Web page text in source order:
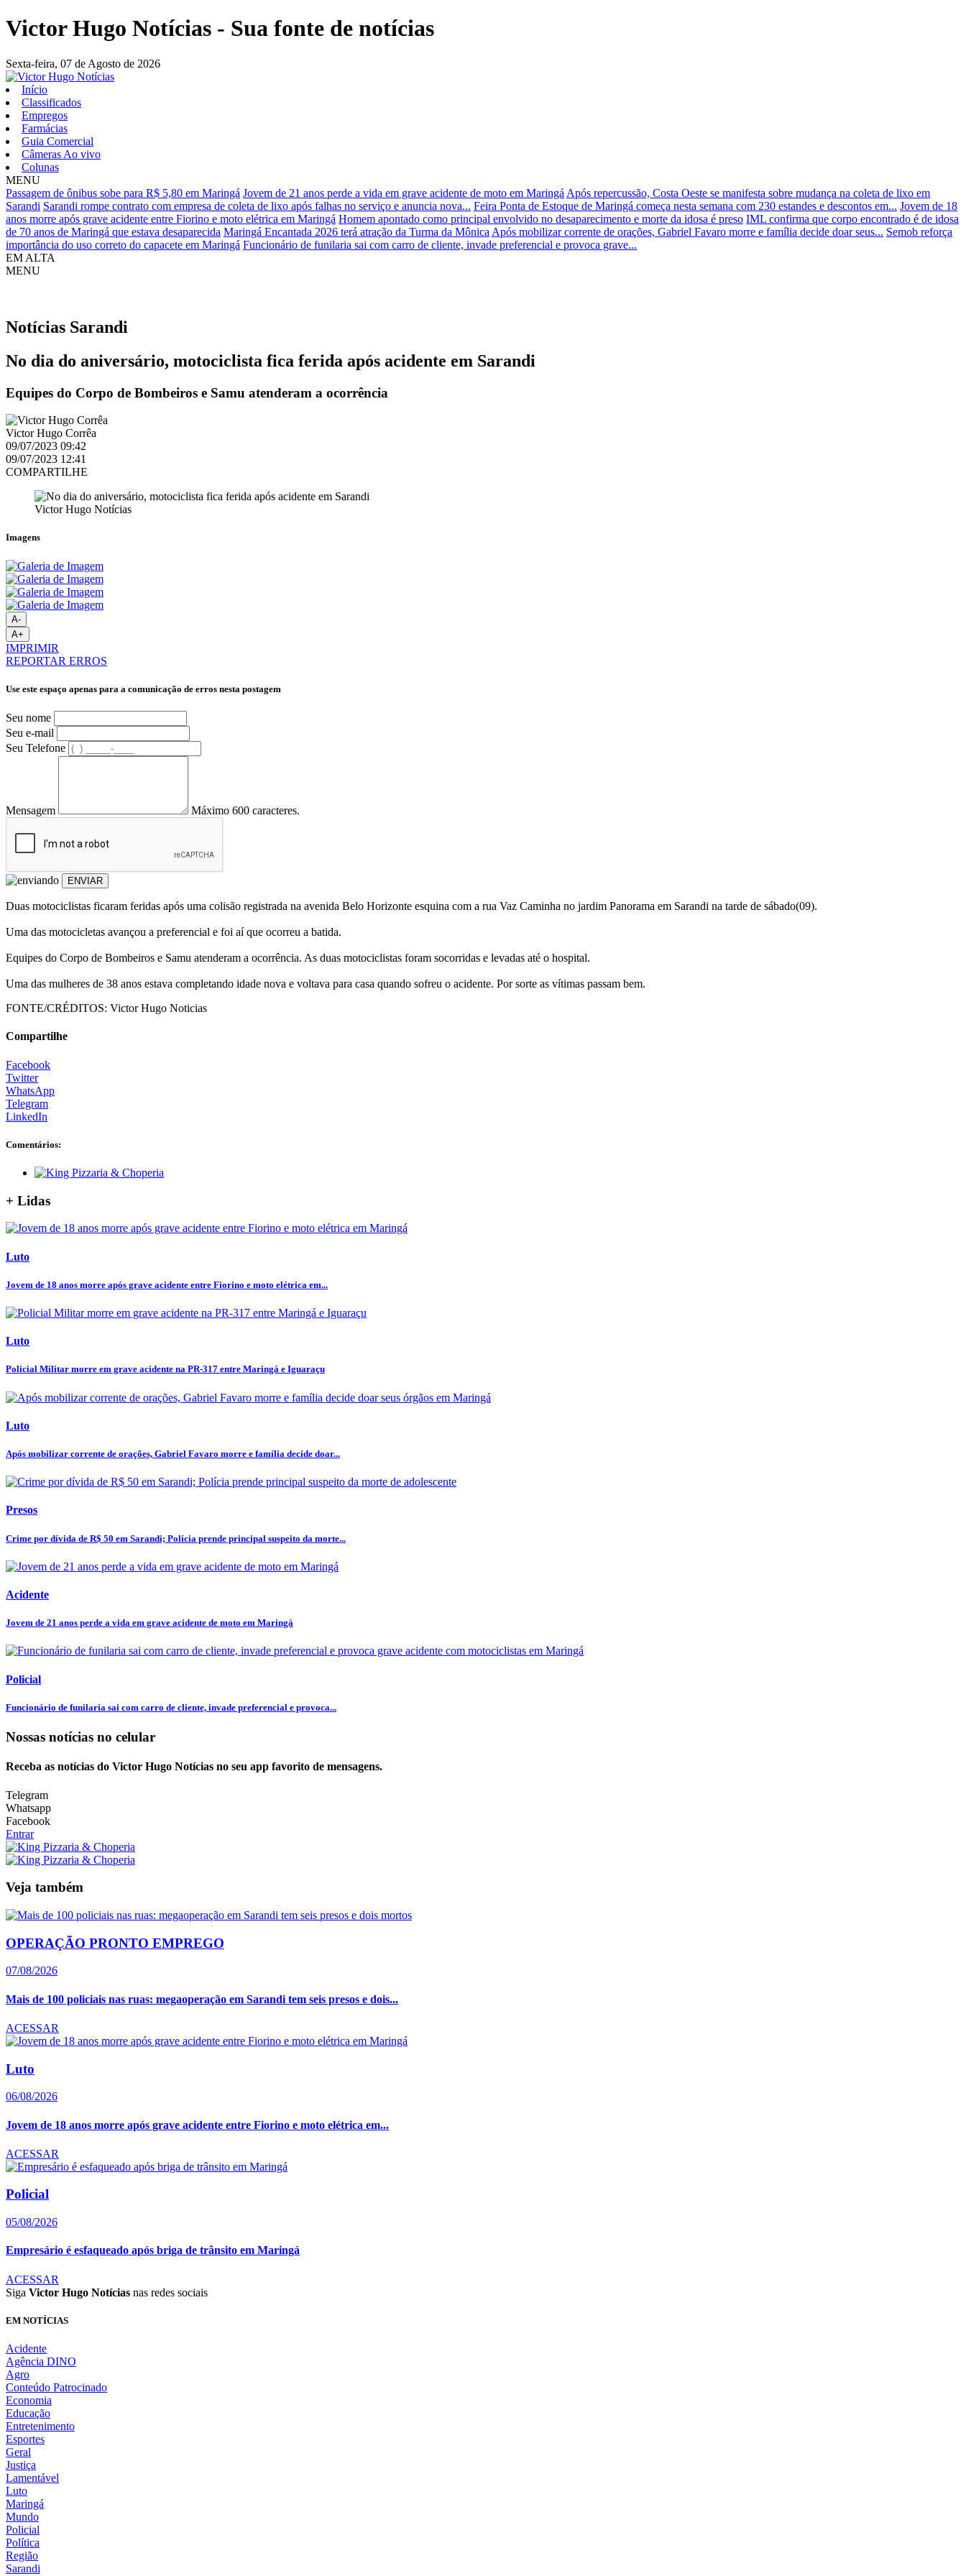
Victor Hugo Notícias - Sua fonte de notícias
Sexta-feira, 07 de Agosto de 2026
Início
Classificados
Empregos
Farmácias
Guia Comercial
Câmeras Ao vivo
Colunas
MENU
Passagem de ônibus sobe para R$ 5,80 em Maringá Jovem de 21 anos perde a vida em grave acidente de moto em Maringá Após repercussão, Costa Oeste se manifesta sobre mudança na coleta de lixo em
Sarandi Sarandi rompe contrato com empresa de coleta de lixo após falhas no serviço e anuncia nova... Feira Ponta de Estoque de Maringá começa nesta semana com 230 estandes e descontos em... Jovem de 18
anos morre após grave acidente entre Fiorino e moto elétrica em Maringá Homem apontado como principal envolvido no desaparecimento e morte da idosa é preso IML confirma que corpo encontrado é de idosa
de 70 anos de Maringá que estava desaparecida Maringá Encantada 2026 terá atração da Turma da Mônica Após mobilizar corrente de orações, Gabriel Favaro morre e família decide doar seus... Semob reforça
importância do uso correto do capacete em Maringá Funcionário de funilaria sai com carro de cliente, invade preferencial e provoca grave...
EM ALTA
MENU
Notícias Sarandi
No dia do aniversário, motociclista fica ferida após acidente em Sarandi
Equipes do Corpo de Bombeiros e Samu atenderam a ocorrência
Victor Hugo Corrêa
09/07/2023 09:42
09/07/2023 12:41
COMPARTILHE
Victor Hugo Notícias
Imagens
A-
A+
IMPRIMIR
REPORTAR ERROS
Use este espaço apenas para a comunicação de erros nesta postagem
Seu nome
Seu e-mail
Seu Telefone
Mensagem Máximo 600 caracteres.
ENVIAR
Duas motociclistas ficaram feridas após uma colisão registrada na avenida Belo Horizonte esquina com a rua Vaz Caminha no jardim Panorama em Sarandi na tarde de sábado(09).
Uma das motocicletas avançou a preferencial e foi aí que ocorreu a batida.
Equipes do Corpo de Bombeiros e Samu atenderam a ocorrência. As duas motociclistas foram socorridas e levadas até o hospital.
Uma das mulheres de 38 anos estava completando idade nova e voltava para casa quando sofreu o acidente. Por sorte as vítimas passam bem.
FONTE/CRÉDITOS: Victor Hugo Noticias
Compartilhe
Facebook
Twitter
WhatsApp
Telegram
LinkedIn
Comentários:
+ Lidas
Luto
Jovem de 18 anos morre após grave acidente entre Fiorino e moto elétrica em...
Luto
Policial Militar morre em grave acidente na PR-317 entre Maringá e Iguaraçu
Luto
Após mobilizar corrente de orações, Gabriel Favaro morre e família decide doar...
Presos
Crime por dívida de R$ 50 em Sarandi; Polícia prende principal suspeito da morte...
Acidente
Jovem de 21 anos perde a vida em grave acidente de moto em Maringá
Policial
Funcionário de funilaria sai com carro de cliente, invade preferencial e provoca...
Nossas notícias no celular
Receba as notícias do Victor Hugo Notícias no seu app favorito de mensagens.
Telegram
Whatsapp
Facebook
Entrar
Veja também
OPERAÇÃO PRONTO EMPREGO
07/08/2026
Mais de 100 policiais nas ruas: megaoperação em Sarandi tem seis presos e dois...
ACESSAR
Luto
06/08/2026
Jovem de 18 anos morre após grave acidente entre Fiorino e moto elétrica em...
ACESSAR
Policial
05/08/2026
Empresário é esfaqueado após briga de trânsito em Maringá
ACESSAR
Siga Victor Hugo Notícias nas redes sociais
EM NOTÍCIAS
Acidente
Agência DINO
Agro
Conteúdo Patrocinado
Economia
Educação
Entretenimento
Esportes
Geral
Justiça
Lamentável
Luto
Maringá
Mundo
Policial
Política
Região
Sarandi